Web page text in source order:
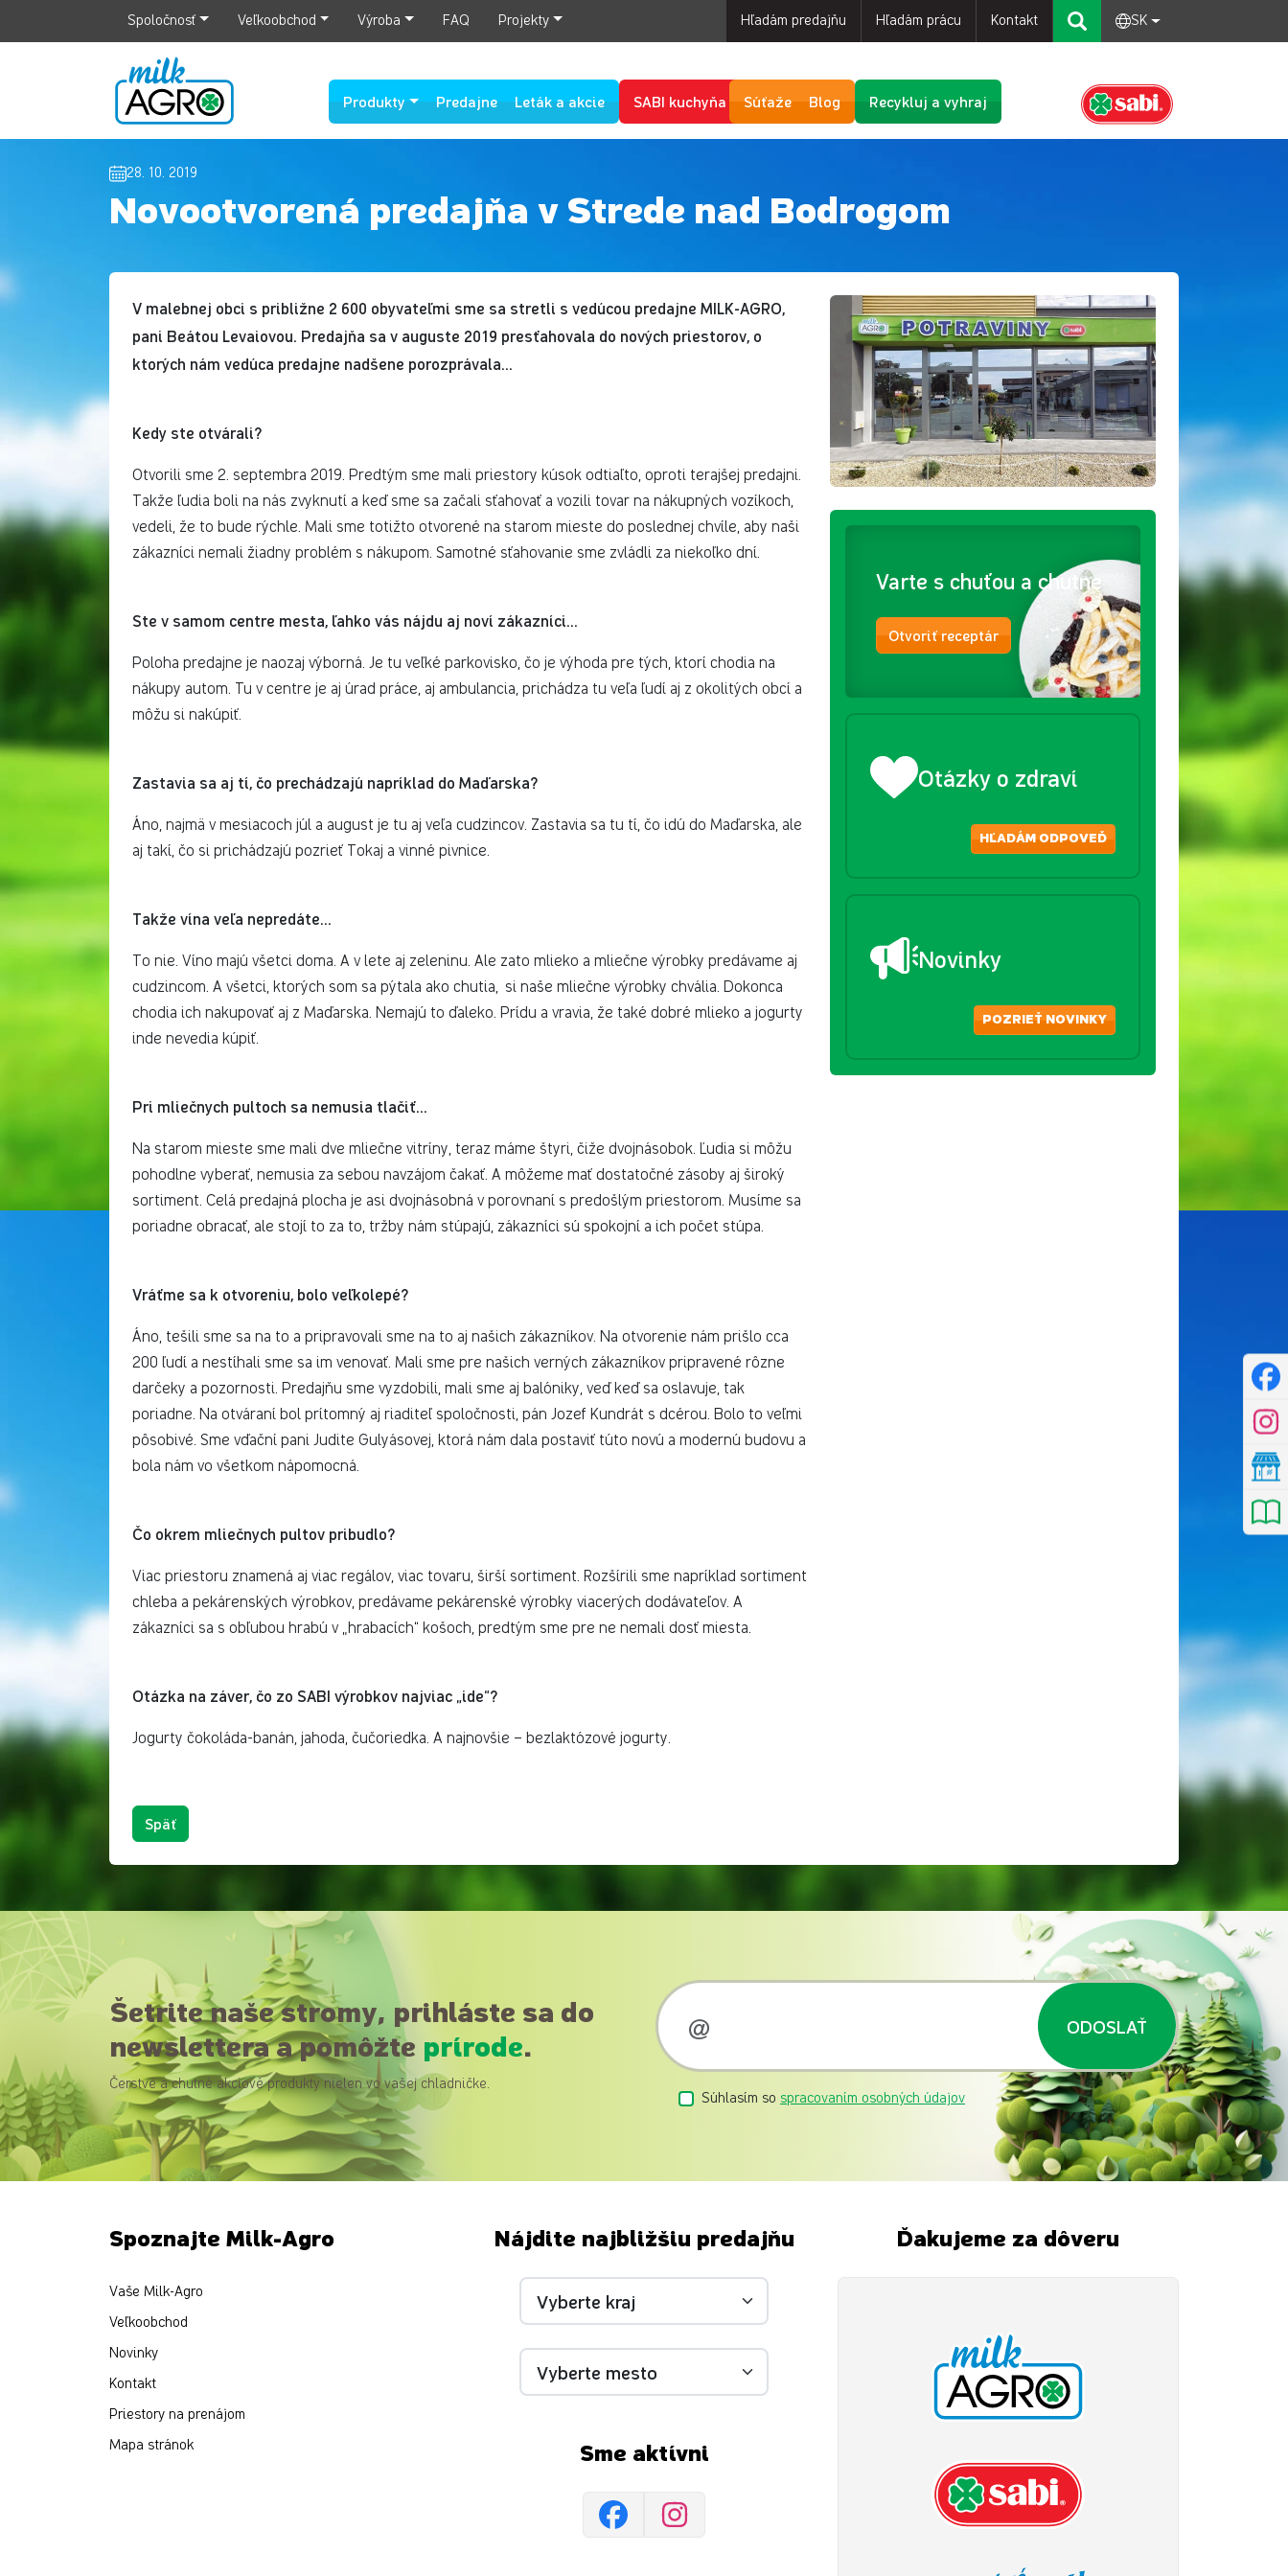
Spoločnosť Veľkoobchod Výroba FAQ Projekty Hľadám predajňu Hľadám prácu Kontakt SK
Produkty Predajne Leták a akcie SABI kuchyňa Súťaže Blog Recykluj a vyhraj
28. 10. 2019
Novootvorená predajňa v Strede nad Bodrogom
V malebnej obci s približne 2 600 obyvateľmi sme sa stretli s vedúcou predajne MILK-AGRO,
pani Beátou Levaiovou. Predajňa sa v auguste 2019 presťahovala do nových priestorov, o
ktorých nám vedúca predajne nadšene porozprávala...
Kedy ste otvárali?
Otvorili sme 2. septembra 2019. Predtým sme mali priestory kúsok odtiaľto, oproti terajšej predajni.
Takže ľudia boli na nás zvyknutí a keď sme sa začali sťahovať a vozili tovar na nákupných vozíkoch,
vedeli, že to bude rýchle. Mali sme totižto otvorené na starom mieste do poslednej chvíle, aby naši
zákazníci nemali žiadny problém s nákupom. Samotné sťahovanie sme zvládli za niekoľko dní.
Ste v samom centre mesta, ľahko vás nájdu aj noví zákazníci...
Poloha predajne je naozaj výborná. Je tu veľké parkovisko, čo je výhoda pre tých, ktorí chodia na
nákupy autom. Tu v centre je aj úrad práce, aj ambulancia, prichádza tu veľa ľudí aj z okolitých obcí a
môžu si nakúpiť.
Zastavia sa aj tí, čo prechádzajú napríklad do Maďarska?
Áno, najmä v mesiacoch júl a august je tu aj veľa cudzincov. Zastavia sa tu tí, čo idú do Maďarska, ale
aj takí, čo si prichádzajú pozrieť Tokaj a vinné pivnice.
Takže vína veľa nepredáte...
To nie. Víno majú všetci doma. A v lete aj zeleninu. Ale zato mlieko a mliečne výrobky predávame aj
cudzincom. A všetci, ktorých som sa pýtala ako chutia, si naše mliečne výrobky chvália. Dokonca
chodia ich nakupovať aj z Maďarska. Nemajú to ďaleko. Prídu a vravia, že také dobré mlieko a jogurty
inde nevedia kúpiť.
Pri mliečnych pultoch sa nemusia tlačiť...
Na starom mieste sme mali dve mliečne vitríny, teraz máme štyri, čiže dvojnásobok. Ľudia si môžu
pohodlne vyberať, nemusia za sebou navzájom čakať. A môžeme mať dostatočné zásoby aj široký
sortiment. Celá predajná plocha je asi dvojnásobná v porovnaní s predošlým priestorom. Musíme sa
poriadne obracať, ale stojí to za to, tržby nám stúpajú, zákazníci sú spokojní a ich počet stúpa.
Vráťme sa k otvoreniu, bolo veľkolepé?
Áno, tešili sme sa na to a pripravovali sme na to aj našich zákazníkov. Na otvorenie nám prišlo cca
200 ľudí a nestíhali sme sa im venovať. Mali sme pre našich verných zákazníkov pripravené rôzne
darčeky a pozornosti. Predajňu sme vyzdobili, mali sme aj balóniky, veď keď sa oslavuje, tak
poriadne. Na otváraní bol prítomný aj riaditeľ spoločnosti, pán Jozef Kundrát s dcérou. Bolo to veľmi
pôsobivé. Sme vďační pani Judite Gulyásovej, ktorá nám dala postaviť túto novú a modernú budovu a
bola nám vo všetkom nápomocná.
Čo okrem mliečnych pultov pribudlo?
Viac priestoru znamená aj viac regálov, viac tovaru, širší sortiment. Rozšírili sme napríklad sortiment
chleba a pekárenských výrobkov, predávame pekárenské výrobky viacerých dodávateľov. A
zákazníci sa s obľubou hrabú v „hrabacích“ košoch, predtým sme pre ne nemali dosť miesta.
Otázka na záver, čo zo SABI výrobkov najviac „ide“?
Jogurty čokoláda-banán, jahoda, čučoriedka. A najnovšie – bezlaktózové jogurty.
Varte s chuťou a chutne
Otvoriť receptár
Otázky o zdraví
HĽADÁM ODPOVEĎ
Novinky
POZRIEŤ NOVINKY
Späť
Šetrite naše stromy, prihláste sa do
newslettera a pomôžte prírode.
Čerstvé a chutné akciové produkty nielen vo vašej chladničke.
ODOSLAŤ
Súhlasím so spracovaním osobných údajov
Spoznajte Milk-Agro
Vaše Milk-Agro
Veľkoobchod
Novinky
Kontakt
Priestory na prenájom
Mapa stránok
Nájdite najbližšiu predajňu
Sme aktívni
Ďakujeme za dôveru